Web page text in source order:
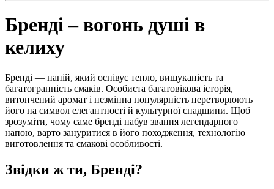
Бренді – вогонь душі в
келиху
Бренді — напій, який оспівує тепло, вишуканість та
багатогранність смаків. Особиста багатовікова історія,
витончений аромат і незмінна популярність перетворюють
його на символ елегантності й культурної спадщини. Щоб
зрозуміти, чому саме бренді набув звання легендарного
напою, варто зануритися в його походження, технологію
виготовлення та смакові особливості.
Звідки ж ти, Бренді?